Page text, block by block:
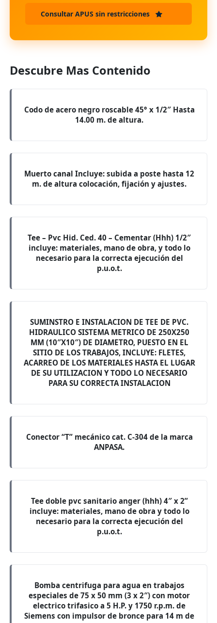
Consultar APUS sin restricciones
Descubre Mas Contenido
Codo de acero negro roscable 45° x 1/2″ Hasta
14.00 m. de altura.
Muerto canal Incluye: subida a poste hasta 12
m. de altura colocación, fijación y ajustes.
Tee – Pvc Hid. Ced. 40 – Cementar (Hhh) 1/2″
incluye: materiales, mano de obra, y todo lo
necesario para la correcta ejecución del
p.u.o.t.
SUMINSTRO E INSTALACION DE TEE DE PVC.
HIDRAULICO SISTEMA METRICO DE 250X250
MM (10″X10″) DE DIAMETRO, PUESTO EN EL
SITIO DE LOS TRABAJOS, INCLUYE: FLETES,
ACARREO DE LOS MATERIALES HASTA EL LUGAR
DE SU UTILIZACION Y TODO LO NECESARIO
PARA SU CORRECTA INSTALACION
Conector “T” mecánico cat. C-304 de la marca
ANPASA.
Tee doble pvc sanitario anger (hhh) 4″ x 2”
incluye: materiales, mano de obra y todo lo
necesario para la correcta ejecución del
p.u.o.t.
Bomba centrifuga para agua en trabajos
especiales de 75 x 50 mm (3 x 2″) con motor
electrico trifasico a 5 H.P. y 1750 r.p.m. de
Siemens con impulsor de bronce para 14 m de